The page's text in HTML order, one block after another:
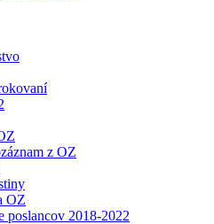
z OZ
OZ
poslancov 2018-2022